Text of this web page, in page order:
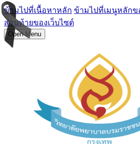
ข้ามไปที่เนื้อหาหลัก ข้ามไปที่เมนูหลักข
ส่วนท้ายของเว็บไซต์
Open Menu